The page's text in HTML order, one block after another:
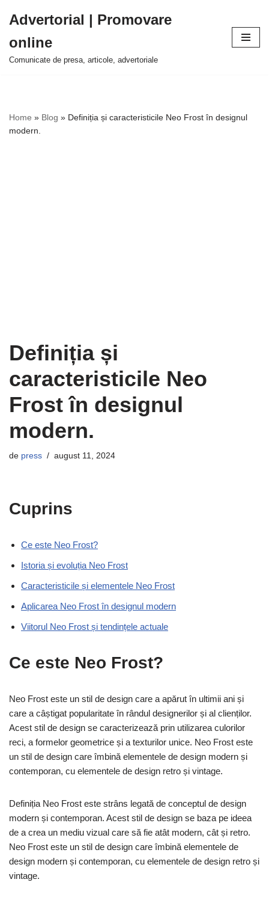
la
conținut
Advertorial | Promovare
online
Comunicate de presa, articole, advertoriale
Home » Blog » Definiția și caracteristicile Neo Frost în designul
modern.
Definiția și
caracteristicile Neo
Frost în designul
modern.
de press august 11, 2024
Cuprins
Ce este Neo Frost?
Istoria și evoluția Neo Frost
Caracteristicile și elementele Neo Frost
Aplicarea Neo Frost în designul modern
Viitorul Neo Frost și tendințele actuale
Ce este Neo Frost?
Neo Frost este un stil de design care a apărut în ultimii ani și
care a câștigat popularitate în rândul designerilor și al clienților.
Acest stil de design se caracterizează prin utilizarea culorilor
reci, a formelor geometrice și a texturilor unice. Neo Frost este
un stil de design care îmbină elementele de design modern și
contemporan, cu elementele de design retro și vintage.
Definiția Neo Frost este strâns legată de conceptul de design
modern și contemporan. Acest stil de design se baza pe ideea
de a crea un mediu vizual care să fie atât modern, cât și retro.
Neo Frost este un stil de design care îmbină elementele de
design modern și contemporan, cu elementele de design retro și
vintage.